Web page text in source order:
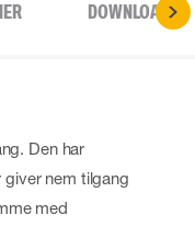
DOWNLOADS
Den har
nem tilgang
med